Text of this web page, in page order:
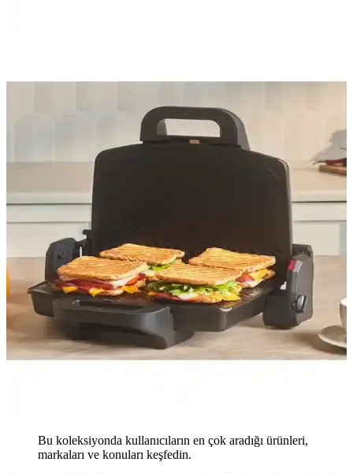
Bu koleksiyonda kullanıcıların en çok aradığı ürünleri,
markaları ve konuları keşfedin.